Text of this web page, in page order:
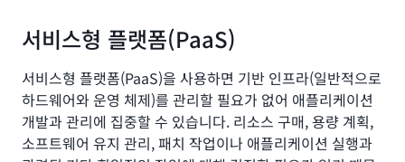
서비스형 플랫폼(PaaS)
서비스형 플랫폼(PaaS)을 사용하면 기반 인프라(일반적으로
하드웨어와 운영 체제)를 관리할 필요가 없어 애플리케이션
개발과 관리에 집중할 수 있습니다. 리소스 구매, 용량 계획,
소프트웨어 유지 관리, 패치 작업이나 애플리케이션 실행과